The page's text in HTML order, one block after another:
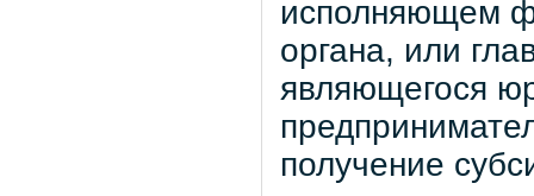
исполняющем
органа, или
являющегося
получение